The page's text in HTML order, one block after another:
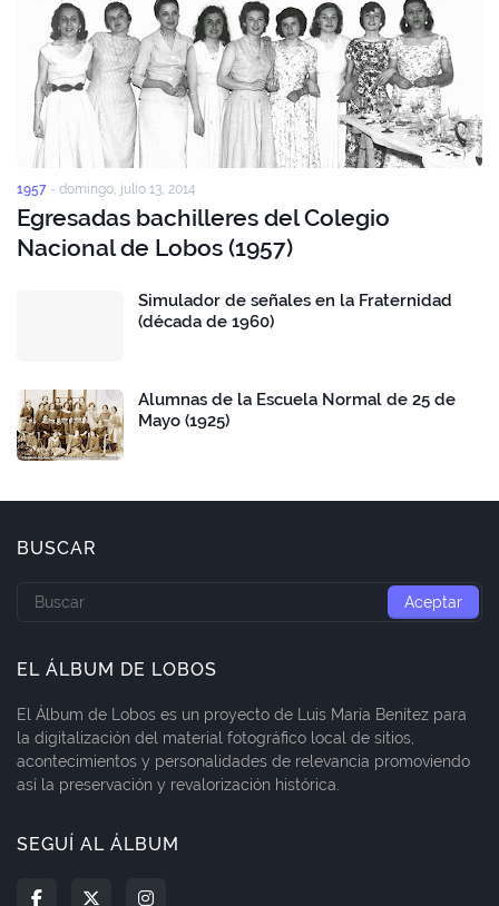
1957 - domingo, julio 13, 2014
Egresadas bachilleres del Colegio
Nacional de Lobos (1957)
Simulador de señales en la Fraternidad
(década de 1960)
Alumnas de la Escuela Normal de 25 de
Mayo (1925)
BUSCAR
EL ÁLBUM DE LOBOS
El Álbum de Lobos es un proyecto de Luis María Benítez para
la digitalización del material fotográfico local de sitios,
acontecimientos y personalidades de relevancia promoviendo
así la preservación y revalorización histórica.
SEGUÍ AL ÁLBUM